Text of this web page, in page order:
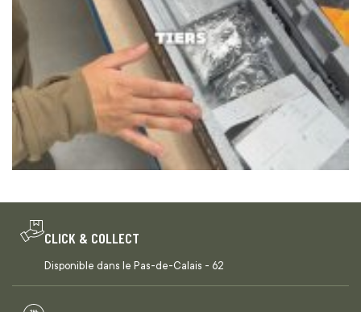
CLICK & COLLECT
Disponible dans le Pas-de-Calais - 62